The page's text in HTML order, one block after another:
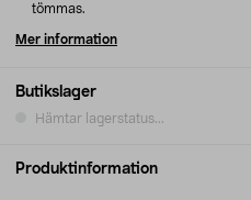
Butikslager
Hämtar lagerstatus...
tömmas.
Mer information
Produktinformation